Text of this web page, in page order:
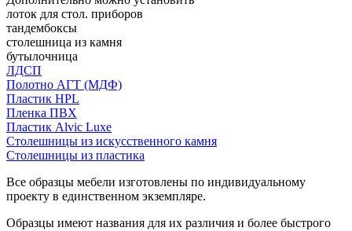
лоток для стол. приборов
тандембоксы
столешница из камня
бутылочница
ЛДСП
Полотно АГТ (МДФ)
Пластик HPL
Пленка ПВХ
Пластик Alvic Luxe
Столешницы из искусственного камня
Столешницы из пластика
Все образцы мебели изготовлены по индивидуальному
проекту в единственном экземпляре.
Образцы имеют названия для их различия и более быстрого